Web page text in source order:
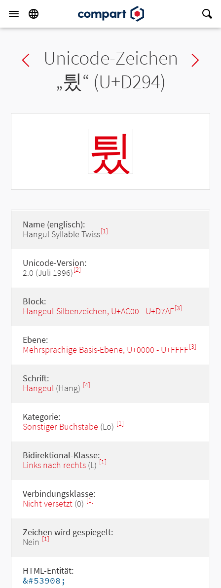
Previous char
Unicode-Zeichen
„튔“ (U+D294)
튔
Name (englisch):
Hangul Syllable Twiss[1]
Unicode-Version:
2.0 (Juli 1996)[2]
Block:
Hangeul-Silbenzeichen, U+AC00 - U+D7AF[3]
Ebene:
Mehrsprachige Basis-Ebene, U+0000 - U+FFFF[3]
Schrift:
Hangeul(Hang) [4]
Kategorie:
Sonstiger Buchstabe (Lo) [1]
Bidirektional-Klasse:
Links nach rechts(L) [1]
Verbindungsklasse:
Nicht versetzt(0) [1]
Zeichen wird gespiegelt:
Nein [1]
HTML-Entität:
&#53908;